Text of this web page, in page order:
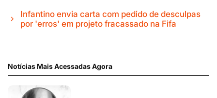
Infantino envia carta com pedido de desculpas
por 'erros' em projeto fracassado na Fifa
Notícias Mais Acessadas Agora